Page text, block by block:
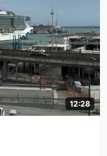
12:28